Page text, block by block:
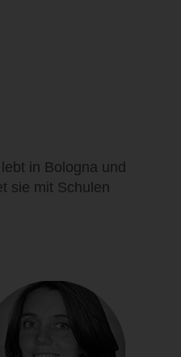
in Bologna und
sie mit Schulen